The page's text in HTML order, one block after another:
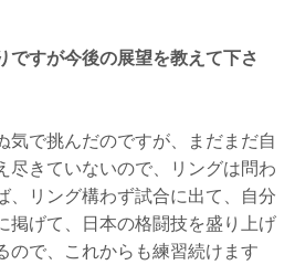
すが今後の展望を教えて下さ
気で挑んだのですが、まだまだ自
尽きていないので、リングは問わ
、リング構わず試合に出て、自分
掲げて、日本の格闘技を盛り上げ
ので、これからも練習続けます